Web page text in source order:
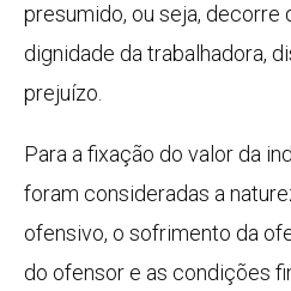
presumido, ou seja, decorre
dignidade da trabalhadora,
prejuízo.
Para a fixação do valor da
foram consideradas a
ofensivo, o sofrimento da
do ofensor e as condições